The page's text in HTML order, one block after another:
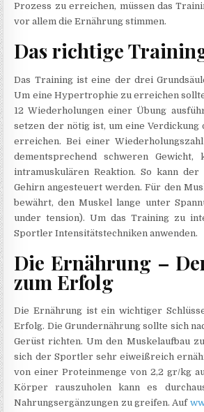
Prozess zu erreichen, müssen das
vor allem die Ernährung stimmen.
Das richtige
Das Training ist eine der drei
Um eine Hypertrophie zu erreichen
12 Wiederholungen einer Übung
setzen der nötig ist, um eine
erreichen. Bei einer
dementsprechend schweren
intramuskulären Reaktion. So kann
Gehirn angesteuert werden. Für den
bewährt, den Muskel lange unter
under tension). Um das Training zu
Sportler Intensitätstechniken anwenden.
Die Ernährung –
zum Erfolg
Die Ernährung ist ein wichtiger
Erfolg. Die Grundernährung sollte sich
Gerüst richten. Um den Muskelaufbau
sich der Sportler sehr eiweißreich
von einer Proteinmenge von 2,2 gr/kg
Körper rauszuholen kann es
Nahrungsergänzungen zu greifen. Auf